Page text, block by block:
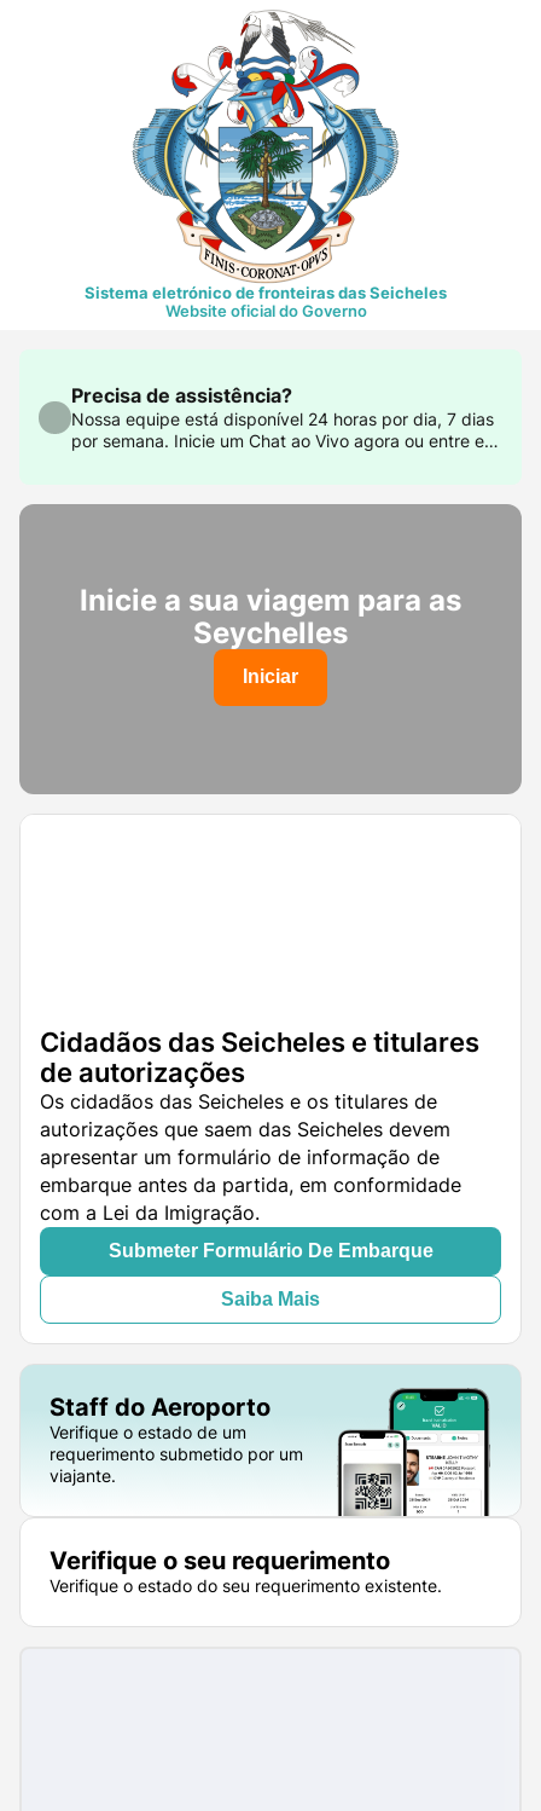
Sistema eletrónico de fronteiras das Seicheles
Website oficial do Governo
Precisa de assistência?
Nossa equipe está disponível 24 horas por dia, 7 dias
por semana. Inicie um Chat ao Vivo agora ou entre em
Inicie a sua viagem para as
Seychelles
Iniciar
Cidadãos das Seicheles e titulares
de autorizações
Os cidadãos das Seicheles e os titulares de
autorizações que saem das Seicheles devem
apresentar um formulário de informação de
embarque antes da partida, em conformidade
com a Lei da Imigração.
Submeter Formulário De Embarque
Saiba Mais
Staff do Aeroporto
Verifique o estado de um
requerimento submetido por um
viajante.
Verifique o seu requerimento
Verifique o estado do seu requerimento existente.